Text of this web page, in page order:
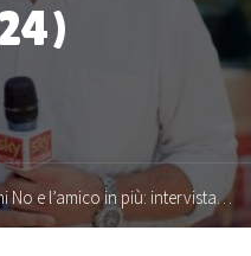
l’amico in più: intervista a Roberto Tallei (Sky Tg24)